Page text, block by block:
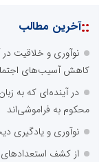
::آخرین مطالب
نوآوری و خلاقیت در
کاهش آسیب‌های
در آینده‌ای که به
محکوم به فراموشی‌اند
نوآوری و یادگیری
از کشف استعدادهای